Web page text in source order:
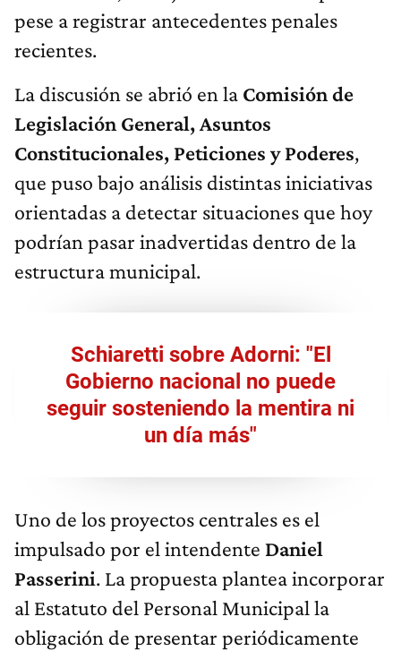
pese a registrar antecedentes penales
recientes.
La discusión se abrió en la Comisión de
Legislación General, Asuntos
Constitucionales, Peticiones y Poderes,
que puso bajo análisis distintas iniciativas
orientadas a detectar situaciones que hoy
podrían pasar inadvertidas dentro de la
estructura municipal.
Schiaretti sobre Adorni: "El
Gobierno nacional no puede
seguir sosteniendo la mentira ni
un día más"
Uno de los proyectos centrales es el
impulsado por el intendente Daniel
Passerini. La propuesta plantea incorporar
al Estatuto del Personal Municipal la
obligación de presentar periódicamente